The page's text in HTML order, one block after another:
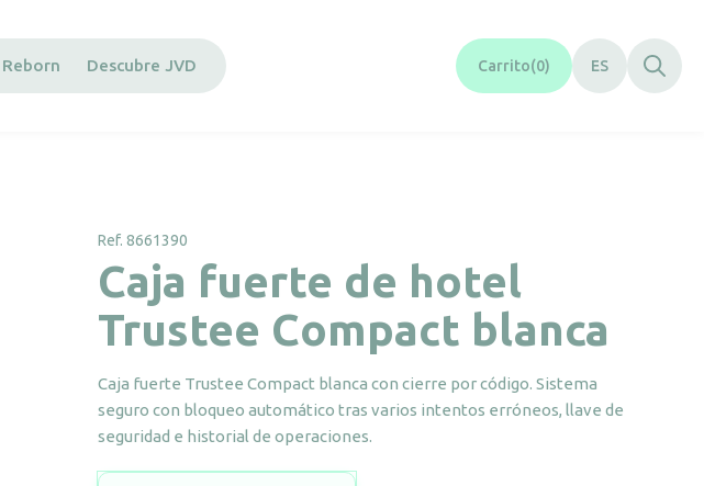
Reborn Descubre JVD Carrito 0 ES
Ref. 8661390
Caja fuerte de hotel
Trustee Compact blanca
Caja fuerte Trustee Compact blanca con cierre por código. Sistema
seguro con bloqueo automático tras varios intentos erróneos, llave de
seguridad e historial de operaciones.